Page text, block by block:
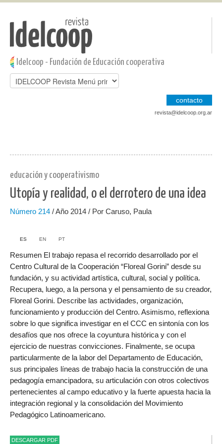
Pasar al contenido principal
Jump to main content
Idelcoop - Fundación de Educación cooperativa
contacto
revista@idelcoop.org.ar
educación y cooperativismo
Utopía y realidad, o el derrotero de una idea
Número 214 / Año 2014 / Por Caruso, Paula
ES EN PT
Resumen El trabajo repasa el recorrido desarrollado por el
Centro Cultural de la Cooperación “Floreal Gorini” desde su
fundación, y su actividad artística, cultural, social y política.
Recupera, luego, a la persona y el pensamiento de su creador,
Floreal Gorini. Describe las actividades, organización,
funcionamiento y producción del Centro. Asimismo, reflexiona
sobre lo que significa investigar en el CCC en sintonía con los
desafíos que nos ofrece la coyuntura histórica y con el
ejercicio de nuestras convicciones. Finalmente, se ocupa
particularmente de la labor del Departamento de Educación,
sus principales líneas de trabajo hacia la construcción de una
pedagogía emancipadora, su articulación con otros colectivos
pertenecientes al campo educativo y la fuerte apuesta hacia la
integración regional y la consolidación del Movimiento
Pedagógico Latinoamericano.
DESCARGAR PDF